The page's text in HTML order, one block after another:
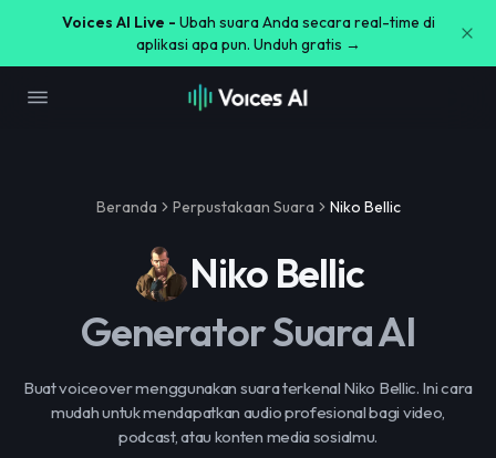
Voices AI Live - Ubah suara Anda secara real-time di
aplikasi apa pun. Unduh gratis →
Beranda Perpustakaan Suara Niko Bellic
Niko Bellic
Generator Suara AI
Buat voiceover menggunakan suara terkenal Niko Bellic. Ini cara
mudah untuk mendapatkan audio profesional bagi video,
podcast, atau konten media sosialmu.